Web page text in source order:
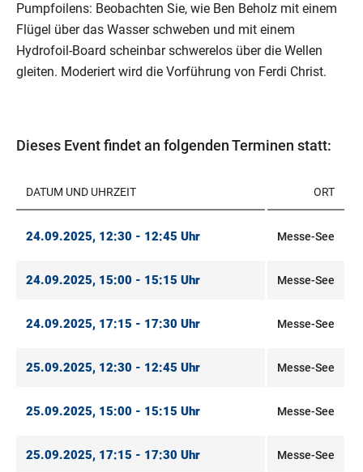
Pumpfoilens: Beobachten Sie, wie Ben Beholz mit einem
Flügel über das Wasser schweben und mit einem
Hydrofoil-Board scheinbar schwerelos über die Wellen
gleiten. Moderiert wird die Vorführung von Ferdi Christ.
Dieses Event findet an folgenden Terminen statt:
DATUM UND UHRZEIT ORT
24.09.2025, 12:30 - 12:45 Uhr Messe-See
24.09.2025, 15:00 - 15:15 Uhr Messe-See
24.09.2025, 17:15 - 17:30 Uhr Messe-See
25.09.2025, 12:30 - 12:45 Uhr Messe-See
25.09.2025, 15:00 - 15:15 Uhr Messe-See
25.09.2025, 17:15 - 17:30 Uhr Messe-See